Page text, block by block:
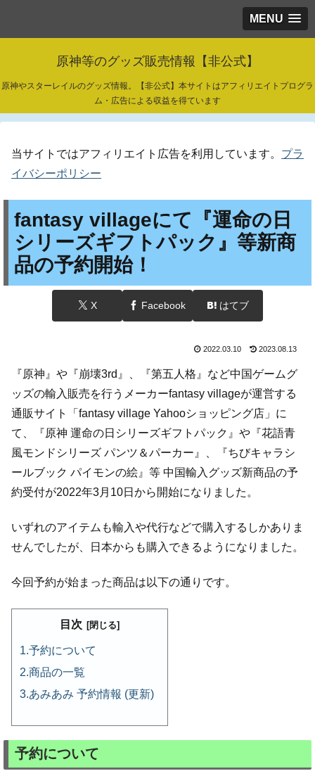
MENU
原神等のグッズ販売情報【非公式】
原神やスターレイルのグッズ情報。【非公式】本サイトはアフィリエイトプログラ
ム・広告による収益を得ています
当サイトではアフィリエイト広告を利用しています。 プラ
イバシーポリシー
fantasy villageにて『運命の日
シリーズギフトパック』等新商
品の予約開始！
X Facebook はてブ
2022.03.10 2023.08.13
『原神』や『崩壊3rd』、『第五人格』など中国ゲームグ
ッズの輸入販売を行うメーカーfantasy villageが運営する
通販サイト「fantasy village Yahooショッピング店」に
て、『原神 運命の日シリーズギフトパック』や『花語青
風モンドシリーズ パンツ＆パーカー』、『ちびキャラシ
ールブック パイモンの絵』等 中国輸入グッズ新商品の予
約受付が2022年3月10日から開始になりました。
いずれのアイテムも輸入や代行などで購入するしかありま
せんでしたが、日本からも購入できるようになりました。
今回予約が始まった商品は以下の通りです。
目次
予約について
商品の一覧
あみあみ 予約情報 (更新)
予約について